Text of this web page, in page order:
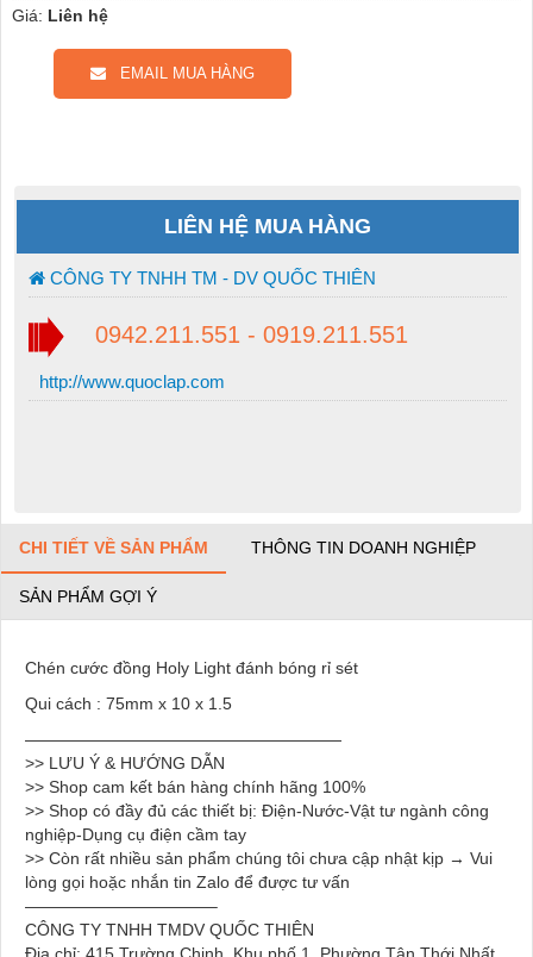
Giá: Liên hệ
EMAIL MUA HÀNG
LIÊN HỆ MUA HÀNG
CÔNG TY TNHH TM - DV QUỐC THIÊN
0942.211.551 - 0919.211.551
http://www.quoclap.com
CHI TIẾT VỀ SẢN PHẨM THÔNG TIN DOANH NGHIỆP
SẢN PHẨM GỢI Ý
Chén cước đồng Holy Light đánh bóng rỉ sét
Qui cách : 75mm x 10 x 1.5
———————————————————
>> LƯU Ý & HƯỚNG DẪN
>> Shop cam kết bán hàng chính hãng 100%
>> Shop có đầy đủ các thiết bị: Điện-Nước-Vật tư ngành công
nghiệp-Dụng cụ điện cầm tay
>> Còn rất nhiều sản phẩm chúng tôi chưa cập nhật kịp → Vui
lòng gọi hoặc nhắn tin Zalo để được tư vấn
———————————–
CÔNG TY TNHH TMDV QUỐC THIÊN
Địa chỉ: 415 Trường Chinh, Khu phố 1, Phường Tân Thới Nhất,